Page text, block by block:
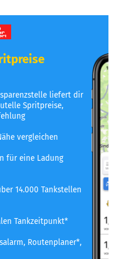
liefert dir
Spritpreise,
vergleichen
für eine Ladung
14.000 Tankstellen
Tankzeitpunkt*
Routenplaner*,